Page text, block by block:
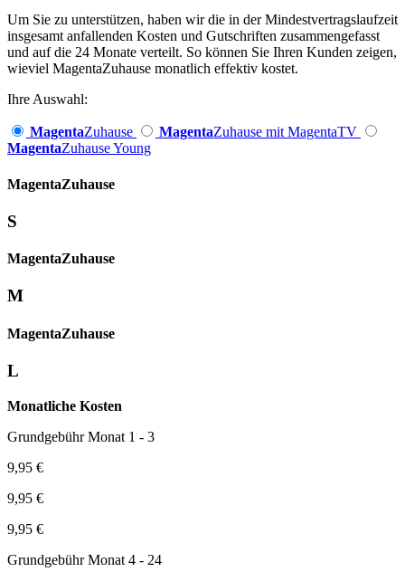
Um Sie zu unterstützen, haben wir die in der Mindestvertragslaufzeit
insgesamt anfallenden Kosten und Gutschriften zusammengefasst
und auf die 24 Monate verteilt. So können Sie Ihren Kunden zeigen,
wieviel MagentaZuhause monatlich effektiv kostet.
Ihre Auswahl:
MagentaZuhause MagentaZuhause mit MagentaTV
MagentaZuhause Young
Magenta­Zuhause
S
Magenta­Zuhause
M
Magenta­Zuhause
L
Monatliche Kosten
Grundgebühr Monat 1 - 3
9,95 €
9,95 €
9,95 €
Grundgebühr Monat 4 - 24